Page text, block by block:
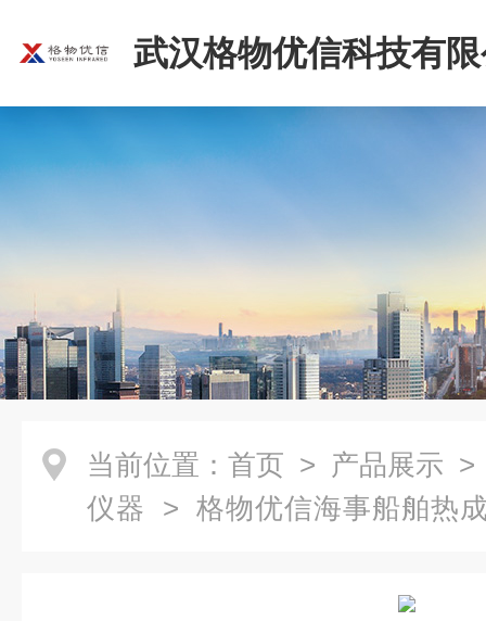
武汉格物优信科技有
当前位置： 首页 > 产品展示
仪器 > 格物优信海事船舶热